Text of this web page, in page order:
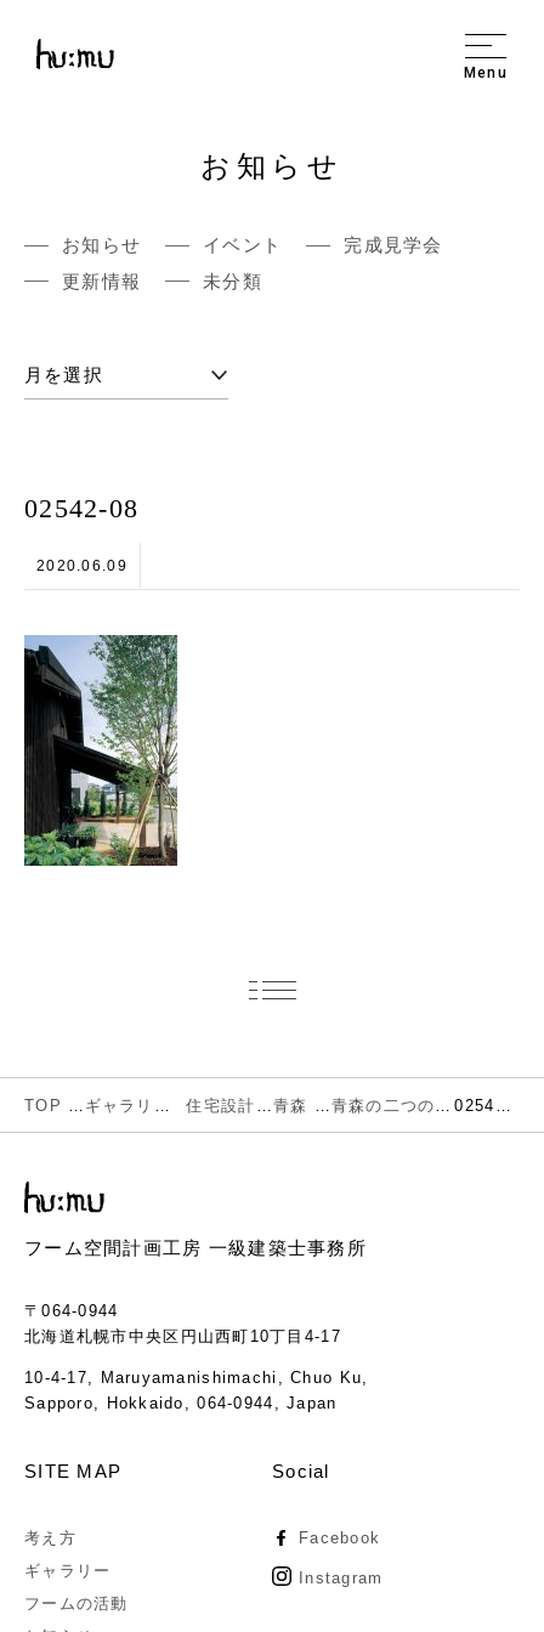
Menu
お知らせ
お知らせ イベント
完成見学会
更新情報
未分類
02542-08
2020.06.09
TOP 青森
フーム空間計画工房 一級建築士事務所
〒064-0944
北海道札幌市中央区円山西町10丁目4-17
10-4-17, Maruyamanishimachi, Chuo Ku,
Sapporo, Hokkaido, 064-0944, Japan
SITE MAP
考え方
ギャラリー
フームの活動
Social
Facebook
Instagram